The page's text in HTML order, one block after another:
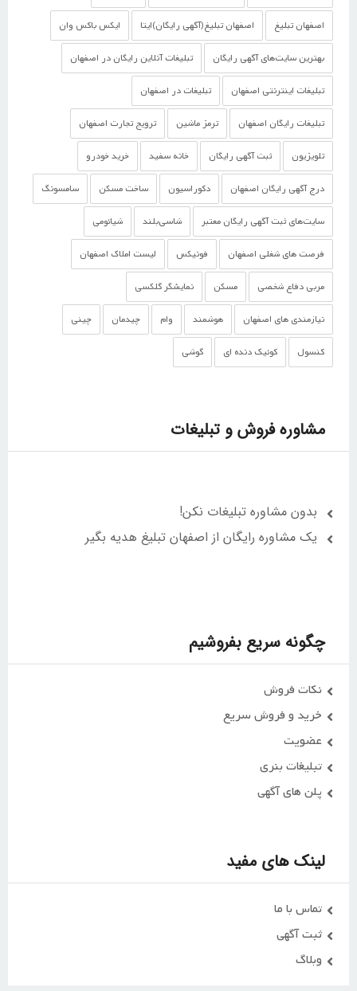
اصفهان تبلیغ اصفهان تبلیغ(آگهی رایگان)ایتا ایکس باکس وان
بهترین سایت‌های آگهی رایگان تبلیغات آنلاین رایگان در اصفهان
تبلیغات اینترنتی اصفهان تبلیغات در اصفهان
تبلیغات رایگان اصفهان ترمز ماشین ترویج تجارت اصفهان
تلویزیون ثبت آگهی رایگان خانه سفید خرید خودرو
درج آگهی رایگان اصفهان دکوراسیون ساخت مسکن سامسونگ
سایت‌های ثبت آگهی رایگان معتبر شاسی‌بلند شیائومی
فرصت های شغلی اصفهان فونیکس لیست املاک اصفهان
مربی دفاع شخصی مسکن نمایشگر گلکسی
نیازمندی های اصفهان هوشمند وام چیدمان چینی
کنسول کوئیک دنده ای گوشی‌
مشاوره فروش و تبلیغات
بدون مشاوره تبلیغات نکن!
یک مشاوره رایگان از اصفهان تبلیغ هدیه بگیر
چگونه سریع بفروشیم
نکات فروش
خرید و فروش سریع
عضویت
تبلیغات بنری
پلن های آگهی
لینک های مفید
تماس با ما
ثبت آگهی
وبلاگ